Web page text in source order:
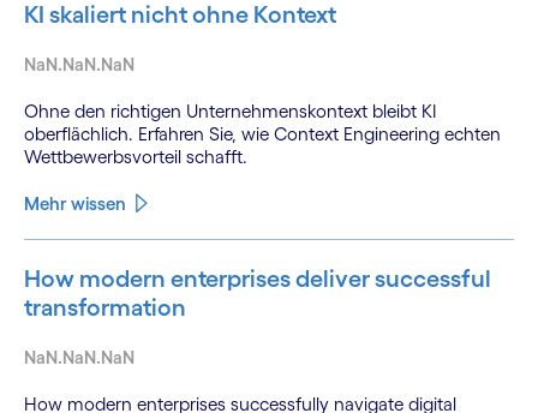
KI skaliert nicht ohne Kontext
NaN.NaN.NaN
Ohne den richtigen Unternehmenskontext bleibt KI
oberflächlich. Erfahren Sie, wie Context Engineering echten
Wettbewerbsvorteil schafft.
Mehr wissen
How modern enterprises deliver successful
transformation
NaN.NaN.NaN
How modern enterprises successfully navigate digital